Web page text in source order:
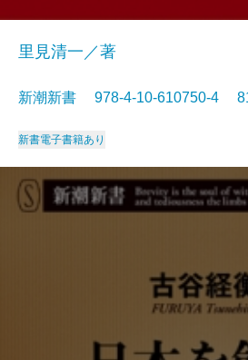
里見清一／著
新潮新書 978-4-10-610750-4
新書電子書籍あり